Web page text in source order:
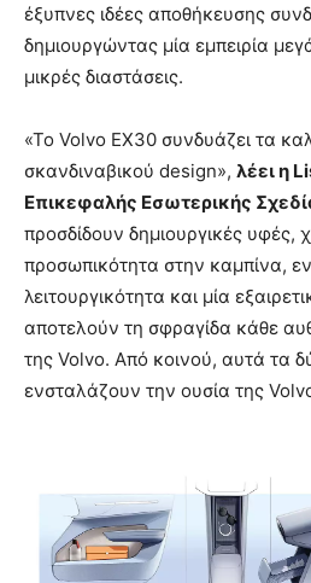
έξυπνες ιδέες αποθήκευσης
δημιουργώντας μία εμπειρία
μικρές διαστάσεις.
«Το Volvo EX30 συνδυάζει τα
σκανδιναβικού design», λέει η
Επικεφαλής Εσωτερικής
προσδίδουν δημιουργικές υφές,
προσωπικότητα στην καμπίνα,
λειτουργικότητα και μία
αποτελούν τη σφραγίδα κάθε
της Volvo. Από κοινού, αυτά τα
ενσταλάζουν την ουσία της